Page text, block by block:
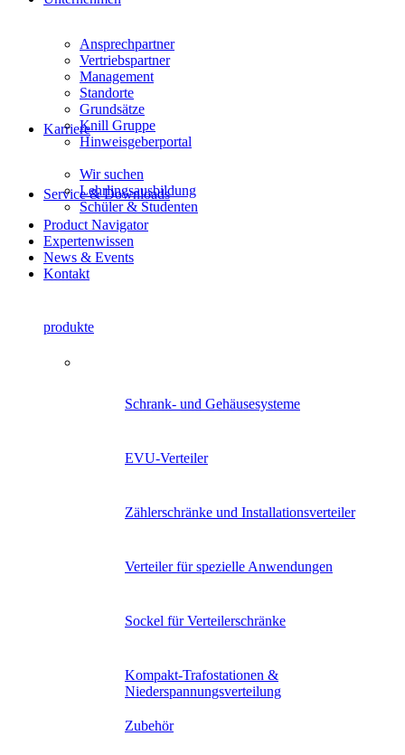
Ansprechpartner
Vertriebspartner
Management
Standorte
Grundsätze
Knill Gruppe
Hinweisgeberportal
Karriere
Wir suchen
Lehrlingsausbildung
Schüler & Studenten
Service & Downloads
Product Navigator
Expertenwissen
News & Events
Kontakt
produkte
Schrank- und Gehäusesysteme
EVU-Verteiler
Zählerschränke und Installationsverteiler
Verteiler für spezielle Anwendungen
Sockel für Verteilerschränke
Kompakt-Trafostationen &
Niederspannungsverteilung
Zubehör